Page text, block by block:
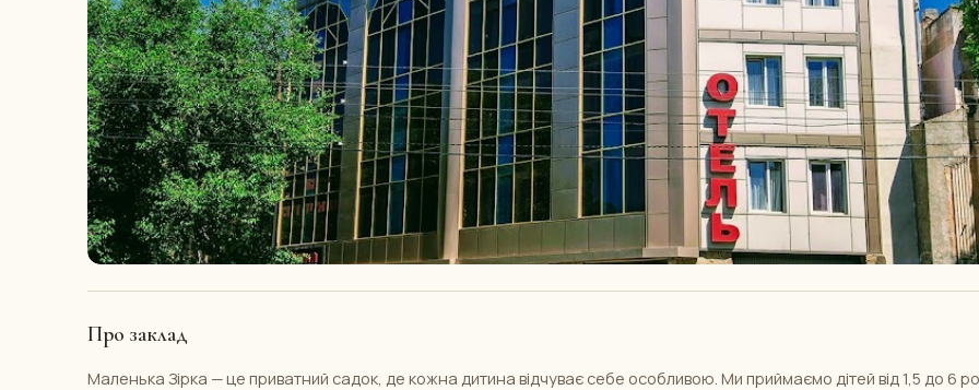
Про заклад
Маленька Зірка — це приватний садок, де кожна дитина відчуває себе особливою. Ми приймаємо дітей від 1,5 до 6